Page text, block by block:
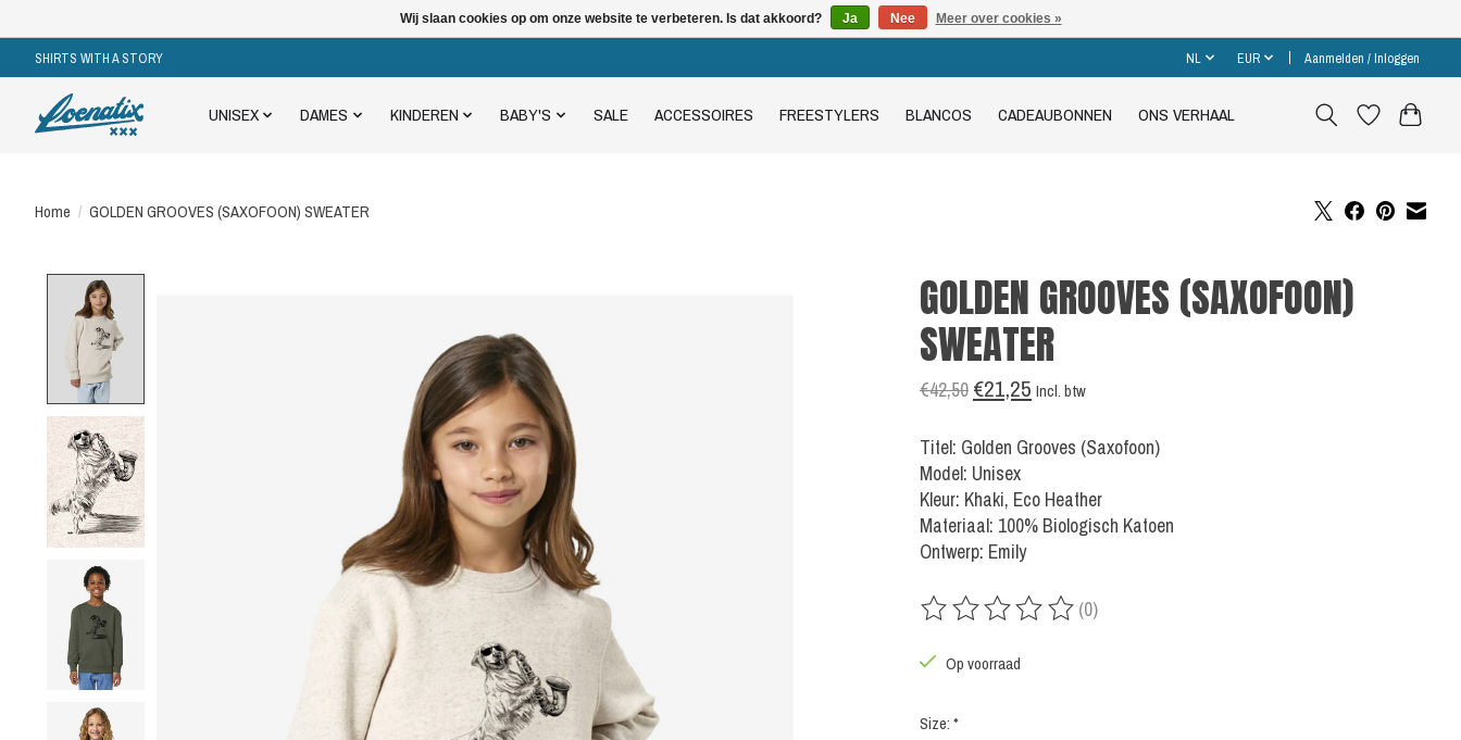
SHIRTS WITH A STORY NL EUR Aanmelden / Inloggen
UNISEX DAMES KINDEREN BABY'S SALE ACCESSOIRES FREESTYLERS BLANCOS CADEAUBONNEN ONS VERHAAL
Home / GOLDEN GROOVES (SAXOFOON) SWEATER
GOLDEN GROOVES (SAXOFOON)
SWEATER
€42,50 €21,25 Incl. btw
Titel: Golden Grooves (Saxofoon)
Model: Unisex
Kleur: Khaki, Eco Heather
Materiaal: 100% Biologisch Katoen
Ontwerp: Emily
De beoordeling van dit product is
(0)
Op voorraad
Size: *
Wij slaan cookies op om onze website te verbeteren. Is dat akkoord? Ja Nee Meer over cookies »